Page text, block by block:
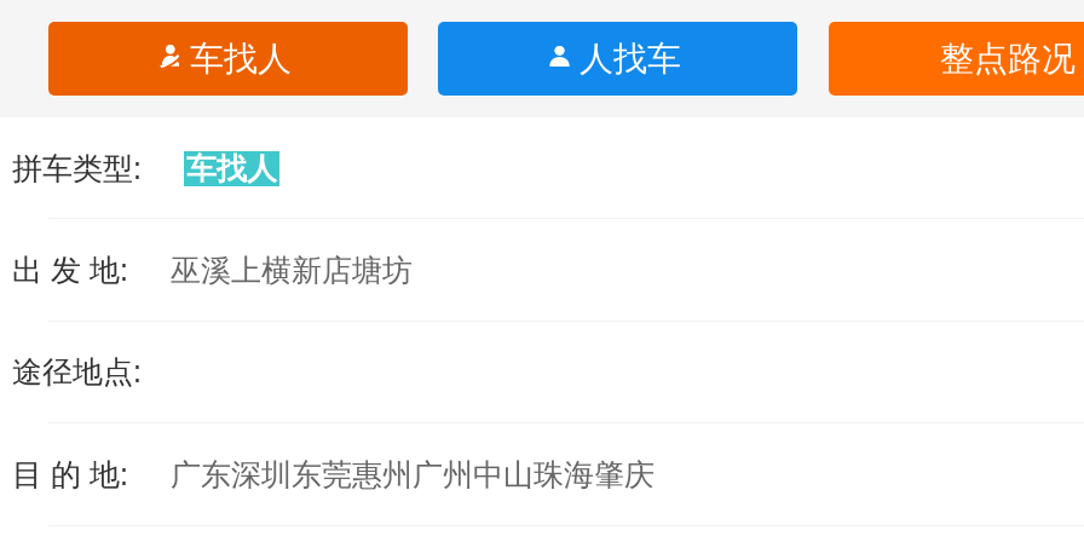
车找人 人找车 整点路况
拼车类型: 车找人
出 发 地: 巫溪上横新店塘坊
途径地点:
目 的 地: 广东深圳东莞惠州广州中山珠海肇庆